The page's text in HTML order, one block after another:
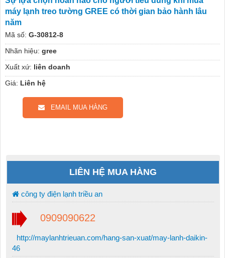
máy lạnh treo tường GREE có thời gian bảo hành lâu
năm
Mã số: G-30812-8
Nhãn hiệu: gree
Xuất xứ: liên doanh
Giá: Liên hệ
EMAIL MUA HÀNG
LIÊN HỆ MUA HÀNG
công ty điện lạnh triều an
0909090622
http://maylanhtrieuan.com/hang-san-xuat/may-lanh-daikin-
46